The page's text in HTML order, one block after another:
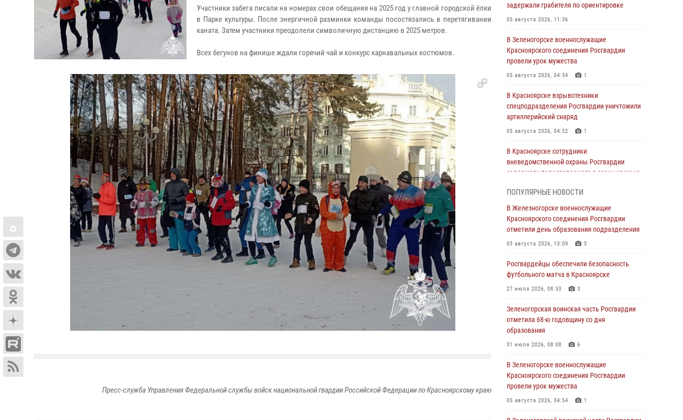
Участники забега писали на номерах свои обещания на 2025 год у главной городской ёлки
в Парке культуры. После энергичной разминки команды посостязались в перетягивании
каната. Затем участники преодолели символичную дистанцию в 2025 метров.
Всех бегунов на финише ждали горячий чай и конкурс карнавальных костюмов.
Пресс-служба Управления Федеральной службы войск национальной гвардии Российской Федерации по Красноярскому краю
задержали грабителя по ориентировке
05 августа 2026, 11:36
В Зеленогорске военнослужащие
Красноярского соединения Росгвардии
провели урок мужества
05 августа 2026, 04:54 1
В Красноярске взрывотехники
спецподразделения Росгвардии уничтожили
артиллерийский снаряд
05 августа 2026, 04:52 1
В Красноярске сотрудники
вневедомственной охраны Росгвардии
задержали подозреваемого в серии краж из
Сотрудники Росгвардии обеспечили
общественный порядок во время
проведения экстремального заплыва в
04 августа 2026, 08:36 1
В Красноярске сотрудники Росгвардии
супермаркета
04 августа 2026, 06:50
Военнослужащие Красноярского соединения
с тонкостями РХБ защиты
03 августа 2026, 13:12 2
В Железногорске военнослужащие
отметили день образования подразделения
ПОПУЛЯРНЫЕ НОВОСТИ
В Железногорске военнослужащие
Красноярского соединения Росгвардии
отметили день образования подразделения
03 августа 2026, 13:09 3
Росгвардейцы обеспечили безопасность
футбольного матча в Красноярске
27 июля 2026, 08:53 3
Зеленогорская воинская часть Росгвардии
отметила 68-ю годовщину со дня
образования
31 июля 2026, 08:08 6
В Зеленогорске военнослужащие
Красноярского соединения Росгвардии
провели урок мужества
05 августа 2026, 04:54 1